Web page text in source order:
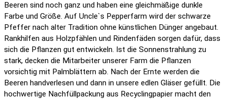
Beeren sind noch ganz und haben eine gleichmäßige dunkle
Farbe und Größe. Auf Uncle`s Pepperfarm wird der schwarze
Pfeffer nach alter Tradition ohne künstlichen Dünger angebaut.
Rankhilfen aus Holzpfählen und Rindenfäden sorgen dafür, dass
sich die Pflanzen gut entwickeln. Ist die Sonnenstrahlung zu
stark, decken die Mitarbeiter unserer Farm die Pflanzen
vorsichtig mit Palmblättern ab. Nach der Ernte werden die
Beeren handverlesen und dann in unsere edlen Gläser gefüllt. Die
hochwertige Nachfüllpackung aus Recyclingpapier macht den